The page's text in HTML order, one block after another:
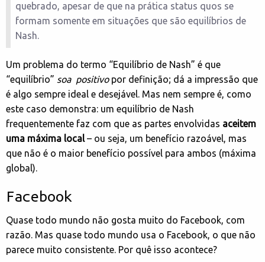
quebrado, apesar de que na prática status quos se
formam somente em situações que são equilíbrios de
Nash.
Um problema do termo “Equilíbrio de Nash” é que
“equilíbrio” soa positivopor definição; dá a impressão que
é algo sempre ideal e desejável. Mas nem sempre é, como
este caso demonstra: um equilíbrio de Nash
frequentemente faz com que as partes envolvidas aceitem
uma máxima local– ou seja, um benefício razoável, mas
que não é o maior benefício possível para ambos (máxima
global).
Facebook
Quase todo mundo não gosta muito do Facebook, com
razão. Mas quase todo mundo usa o Facebook, o que não
parece muito consistente. Por quê isso acontece?